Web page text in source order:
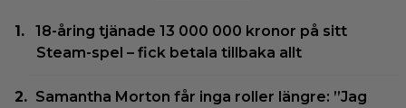
18-åring tjänade 13 000 000 kronor på sitt
Steam-spel – fick betala tillbaka allt
Samantha Morton får inga roller längre: ”Jag